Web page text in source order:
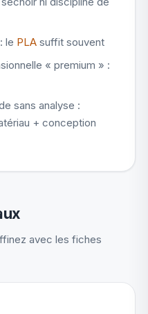
le PLAsuffit souvent
« premium » :
sans analyse :
+ conception
avec les fiches